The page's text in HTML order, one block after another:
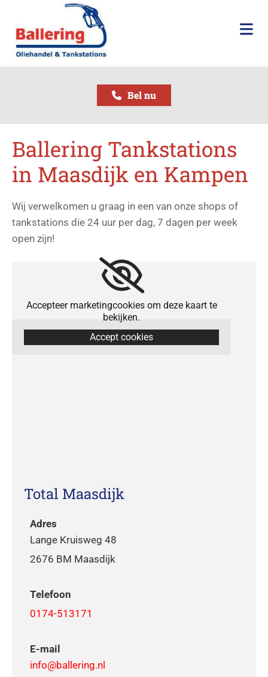
Bel nu
Ballering Tankstations
in Maasdijk en Kampen
Wij verwelkomen u graag in een van onze shops of
tankstations die 24 uur per dag, 7 dagen per week
open zijn!
Accepteer marketingcookies om deze kaart te
bekijken.
Accept cookies
Total Maasdijk
Adres
Lange Kruisweg 48
2676 BM Maasdijk
Telefoon
0174-513171
E-mail
info@ballering.nl